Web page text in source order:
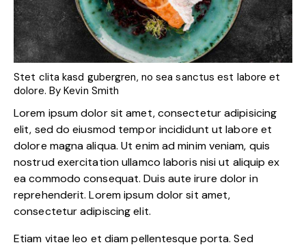
Stet clita kasd gubergren, no sea sanctus est labore et
dolore. ByKevin Smith
Lorem ipsum dolor sit amet, consectetur adipisicing
elit, sed do eiusmod tempor incididunt ut labore et
dolore magna aliqua. Ut enim ad minim veniam, quis
nostrud exercitation ullamco laboris nisi ut aliquip ex
ea commodo consequat. Duis aute irure dolor in
reprehenderit. Lorem ipsum dolor sit amet,
consectetur adipiscing elit.
Etiam vitae leo et diam pellentesque porta. Sed